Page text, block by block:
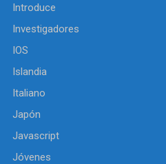
Introduce
Investigadores
IOS
Islandia
Italiano
Japón
Javascript
Jóvenes